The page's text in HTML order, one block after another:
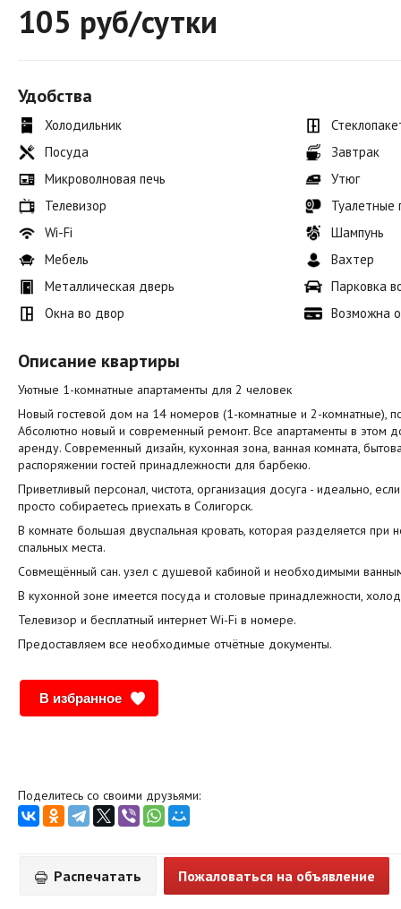
105 руб/сутки
Удобства
Холодильник
Посуда
Микроволновая печь
Телевизор
Wi-Fi
Мебель
Металлическая дверь
Окна во двор
Завтрак
Утюг
Туалетные
Шампунь
Вахтер
Парковка
Возможна
Описание квартиры
Уютные 1-комнатные апартаменты для 2 человек
Новый гостевой дом на 14 номеров (1-комнатные и 2-комнатные),
Абсолютно новый и современный ремонт. Все апартаменты в этом
аренду. Современный дизайн, кухонная зона, ванная комната,
распоряжении гостей принадлежности для барбекю.
Приветливый персонал, чистота, организация досуга - идеально,
просто собираетесь приехать в Солигорск.
В комнате большая двуспальная кровать, которая разделяется
спальных места.
Совмещённый сан. узел с душевой кабиной и необходимыми
В кухонной зоне имеется посуда и столовые принадлежности,
Телевизор и бесплатный интернет Wi-Fi в номере.
Предоставляем все необходимые отчётные документы.
В избранное
Поделитесь со своими друзьями:
Распечатать Пожаловаться на объявление